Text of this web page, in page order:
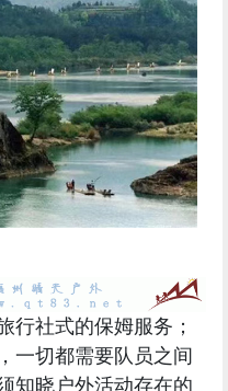
行社式的保姆服务；
，一切都需要队员之间
知晓户外活动存在的